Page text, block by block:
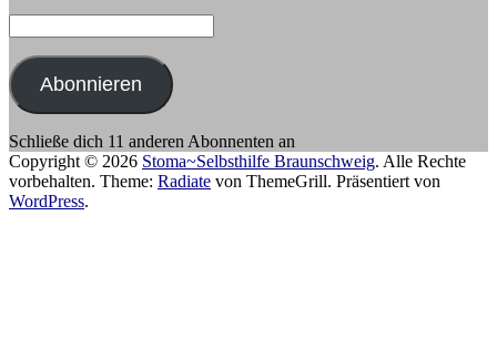
Mail-
Adresse:
Abonnieren
Schließe dich 11 anderen Abonnenten an
Copyright © 2026 Stoma~Selbsthilfe Braunschweig. Alle Rechte
vorbehalten. Theme: Radiate von ThemeGrill. Präsentiert von
WordPress.